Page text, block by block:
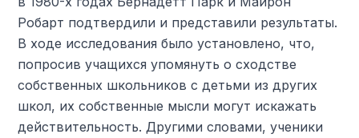
Робарт подтвердили и представили результаты.
В ходе исследования было установлено, что,
попросив учащихся упомянуть о сходстве
собственных школьников с детьми из других
школ, их собственные мысли могут искажать
действительность. Другими словами, ученики